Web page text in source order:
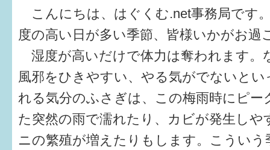
こんにちは、はぐくむ.net事務局です
度の高い日が多い季節、皆様いかがお過
湿度が高いだけで体力は奪われます。
風邪をひきやすい、やる気がでないとい
れる気分のふさぎは、この梅雨時にピー
た突然の雨で濡れたり、カビが発生しや
ニの繁殖が増えたりもします。こういう
さまざまな支援
子育てカレンダー
妊娠
出産〜3か月
3か月〜6か月